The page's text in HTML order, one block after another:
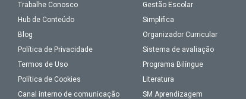
Trabalhe Conosco
Hub de Conteúdo
Blog
Política de Privacidade
Termos de Uso
Política de Cookies
Canal interno de comunicação
Gestão Escolar
Simplifica
Organizador Curricular
Sistema de avaliação
Programa Bilíngue
Literatura
SM Aprendizagem